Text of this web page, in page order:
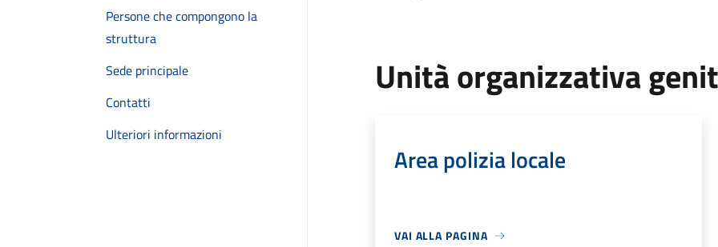
Persone che compongono la
struttura
Sede principale
Contatti
Ulteriori informazioni
Unità organizzativa
Area polizia locale
VAI ALLA PAGINA